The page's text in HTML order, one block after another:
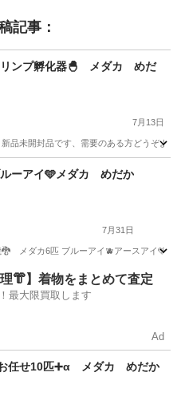
記事：
リンプ孵化器🐣 メダカ めだ
7月13日
品未開封品です、需要のある方どうぞよ
ブラインシュリンプ
ーアイ🩵メダカ めだか
7月31日
メダカ6匹 ブルーアイ🫐アースアイ🩵
メダカ
👘】着物をまとめて査定
最大限買取します
Ad
任せ10匹➕α メダカ めだか